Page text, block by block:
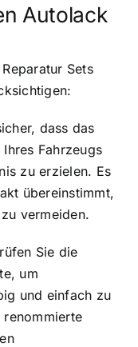
Autolack
Sets
dass das
Fahrzeugs
zu erzielen. Es
übereinstimmt,
vermeiden.
Sie die
um
und einfach zu